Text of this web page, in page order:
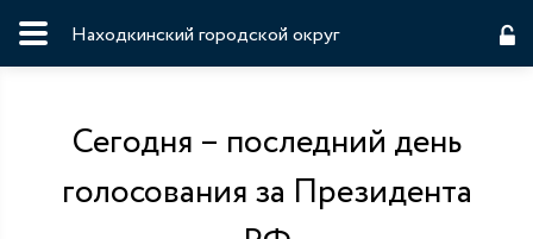
Находкинский городской округ
Сегодня – последний день
голосования за Президента